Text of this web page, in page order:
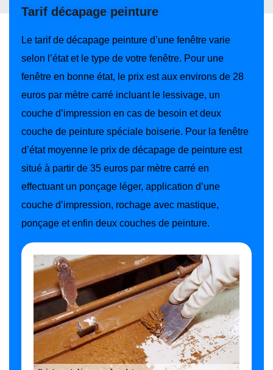
Tarif décapage peinture
Le tarif de décapage peinture d’une fenêtre varie
selon l’état et le type de votre fenêtre. Pour une
fenêtre en bonne état, le prix est aux environs de 28
euros par mètre carré incluant le lessivage, un
couche d’impression en cas de besoin et deux
couche de peinture spéciale boiserie. Pour la fenêtre
d’état moyenne le prix de décapage de peinture est
situé à partir de 35 euros par mètre carré en
effectuant un ponçage léger, application d’une
couche d’impression, rochage avec mastique,
ponçage et enfin deux couches de peinture.